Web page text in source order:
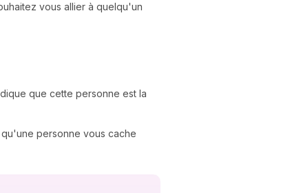
vous allier à quelqu'un
que cette personne est la
personne vous cache